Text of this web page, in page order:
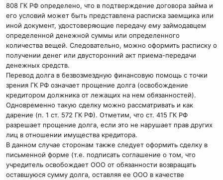
808 ГК РФ определено, что в подтверждение договора займа и
его условий может быть представлена расписка заемщика или
иной документ, удостоверяющие передачу ему займодавцем
определенной денежной суммы или определенного
количества вещей. Следовательно, можно оформить расписку о
получении денег или двусторонний акт приема-передачи
денежных средств.
Перевод долга в безвозмездную финансовую помощь с точки
зрения ГК РФ означает прощение долга (освобождение
кредитором должника от лежащих на нем обязанностей).
Одновременно такую сделку можно рассматривать и как
дарение (п. 1 ст. 572 ГК РФ). Отметим, что ст. 415 ГК РФ
разрешает прощение долга, если это не нарушает прав других
лиц в отношении имущества кредитора.
В данном случае сторонам также следует оформить сделку в
письменной форме (т.е. подписать соглашение о том, что
учредитель освобождает ООО от обязанности возвращать
оставшуюся сумму долга, оставляя ее ООО в качестве